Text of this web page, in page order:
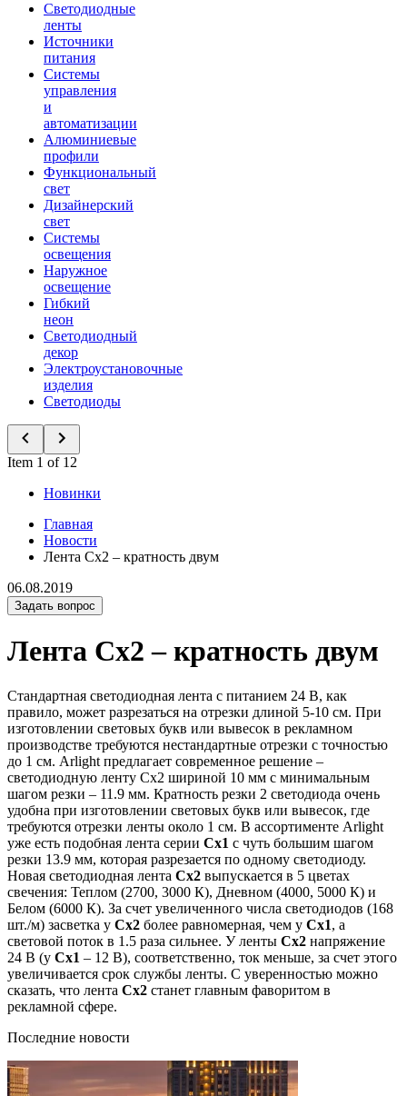
Светодиодные
ленты
Источники
питания
Системы
управления
и
автоматизации
Алюминиевые
профили
Функциональный
свет
Дизайнерский
свет
Системы
освещения
Наружное
освещение
Гибкий
неон
Светодиодный
декор
Электроустановочные
изделия
Светодиоды
Item 1 of 12
Новинки
Главная
Новости
Лента Сх2 – кратность двум
06.08.2019
Задать вопрос
Лента Сх2 – кратность двум
Стандартная светодиодная лента с питанием 24 В, как
правило, может разрезаться на отрезки длиной 5-10 см. При
изготовлении световых букв или вывесок в рекламном
производстве требуются нестандартные отрезки с точностью
до 1 см. Arlight предлагает современное решение –
светодиодную ленту Сх2 шириной 10 мм с минимальным
шагом резки – 11.9 мм. Кратность резки 2 светодиода очень
удобна при изготовлении световых букв или вывесок, где
требуются отрезки ленты около 1 см. В ассортименте Arlight
уже есть подобная лента серии Cx1 с чуть большим шагом
резки 13.9 мм, которая разрезается по одному светодиоду.
Новая светодиодная лента Сх2 выпускается в 5 цветах
свечения: Теплом (2700, 3000 К), Дневном (4000, 5000 К) и
Белом (6000 К). За счет увеличенного числа светодиодов (168
шт./м) засветка у Сх2 более равномерная, чем у Сх1, а
световой поток в 1.5 раза сильнее. У ленты Сх2 напряжение
24 В (у Сх1 – 12 В), соответственно, ток меньше, за счет этого
увеличивается срок службы ленты. С уверенностью можно
сказать, что лента Сх2 станет главным фаворитом в
рекламной сфере.
Последние новости